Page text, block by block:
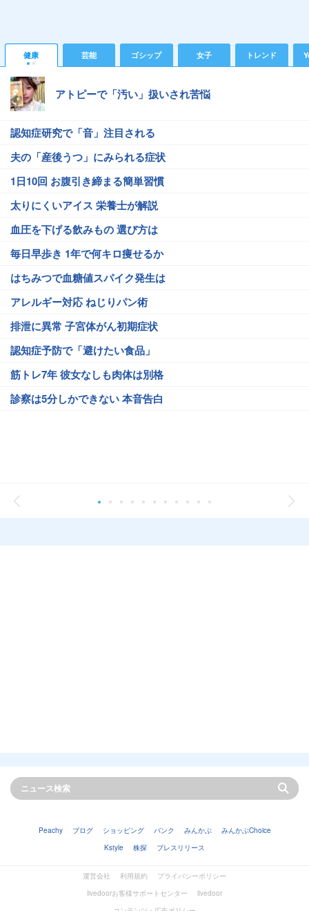
健康 芸能 ゴシップ 女子 トレンド
アトピーで「汚い」扱いされ苦悩
認知症研究で「音」注目される
夫の「産後うつ」にみられる症状
1日10回 お腹引き締まる簡単習慣
太りにくいアイス 栄養士が解説
血圧を下げる飲みもの 選び方は
毎日早歩き 1年で何キロ痩せるか
はちみつで血糖値スパイク発生は
アレルギー対応 ねじりパン術
排泄に異常 子宮体がん初期症状
認知症予防で「避けたい食品」
筋トレ7年 彼女なしも肉体は別格
診察は5分しかできない 本音告白
Peachy ブログ ショッピング バンク みんかぶ
みんかぶChoice
Kstyle
株探 プレスリリース
運営会社 利用規約
プライバシーポリシー
livedoorお客様サポートセンター
livedoor